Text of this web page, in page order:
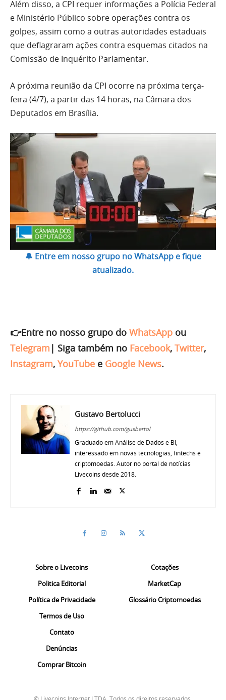
Além disso, a CPI requer informações a Polícia Federal
e Ministério Público sobre operações contra os
golpes, assim como a outras autoridades estaduais
que deflagraram ações contra esquemas citados na
Comissão de Inquérito Parlamentar.
A próxima reunião da CPI ocorre na próxima terça-
feira (4/7), a partir das 14 horas, na Câmara dos
Deputados em Brasília.
🔔 Entre em nosso grupo no WhatsApp e fique
atualizado.
👉Entre no nosso grupo do WhatsApp ou
Telegram | Siga também no Facebook, Twitter,
Instagram, YouTube e Google News.
Gustavo Bertolucci
https://github.com/gusbertol
Graduado em Análise de Dados e BI,
interessado em novas tecnologias, fintechs e
criptomoedas. Autor no portal de notícias
Livecoins desde 2018.
Sobre o Livecoins
Politica Editorial
Política de Privacidade
Termos de Uso
Contato
Denúncias
Comprar Bitcoin
Cotações
MarketCap
Glossário Criptomoedas
© Livecoins Internet LTDA. Todos os direitos reservados.